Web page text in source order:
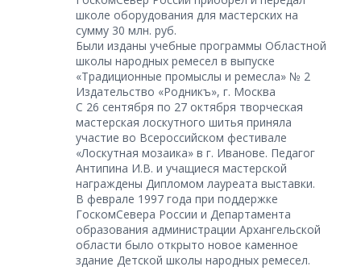
школе оборудования для мастерских на
сумму 30 млн. руб.
Были изданы учебные программы Областной
школы народных ремесел в выпуске
«Традиционные промыслы и ремесла» № 2
Издательство «Родникъ», г. Москва
С 26 сентября по 27 октября творческая
мастерская лоскутного шитья приняла
участие во Всероссийском фестивале
«Лоскутная мозаика» в г. Иванове. Педагог
Антипина И.В. и учащиеся мастерской
награждены Дипломом лауреата выставки.
В феврале 1997 года при поддержке
ГоскомСевера России и Департамента
образования администрации Архангельской
области было открыто новое каменное
здание Детской школы народных ремесел.